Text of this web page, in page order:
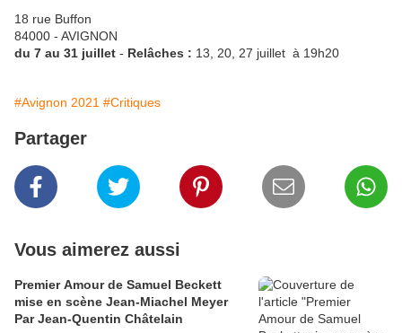
18 rue Buffon
84000 - AVIGNON
du 7 au 31 juillet - Relâches : 13, 20, 27 juillet à 19h20
#Avignon 2021 #Critiques
Partager
Vous aimerez aussi
Premier Amour de Samuel Beckett
mise en scène Jean-Miachel Meyer
Par Jean-Quentin Châtelain